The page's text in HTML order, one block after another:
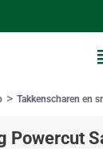
Powercut
Takkenscharen en